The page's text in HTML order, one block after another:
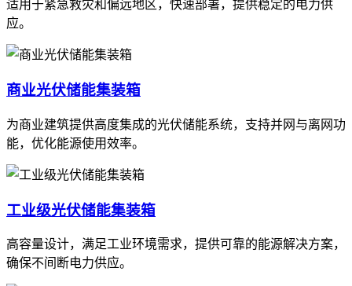
适用于紧急救灾和偏远地区，快速部署，提供稳定的电力供
应。
商业光伏储能集装箱
为商业建筑提供高度集成的光伏储能系统，支持并网与离网功
能，优化能源使用效率。
工业级光伏储能集装箱
高容量设计，满足工业环境需求，提供可靠的能源解决方案，
确保不间断电力供应。